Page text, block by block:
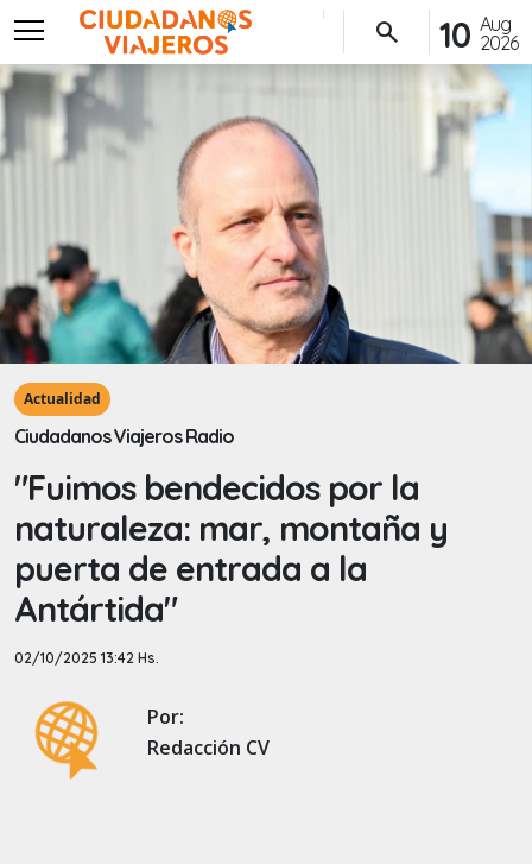
menu
Aug
2026
10
search
Actualidad
Ciudadanos Viajeros Radio
"Fuimos bendecidos por la
naturaleza: mar, montaña y
puerta de entrada a la
Antártida"
02/10/2025 13:42 Hs.
Por:
Redacción CV